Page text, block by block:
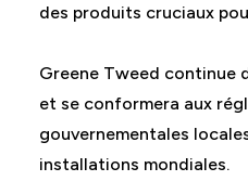
des produits cruciaux
Greene Tweed continue
et se conformera aux
gouvernementales
installations mondiales.